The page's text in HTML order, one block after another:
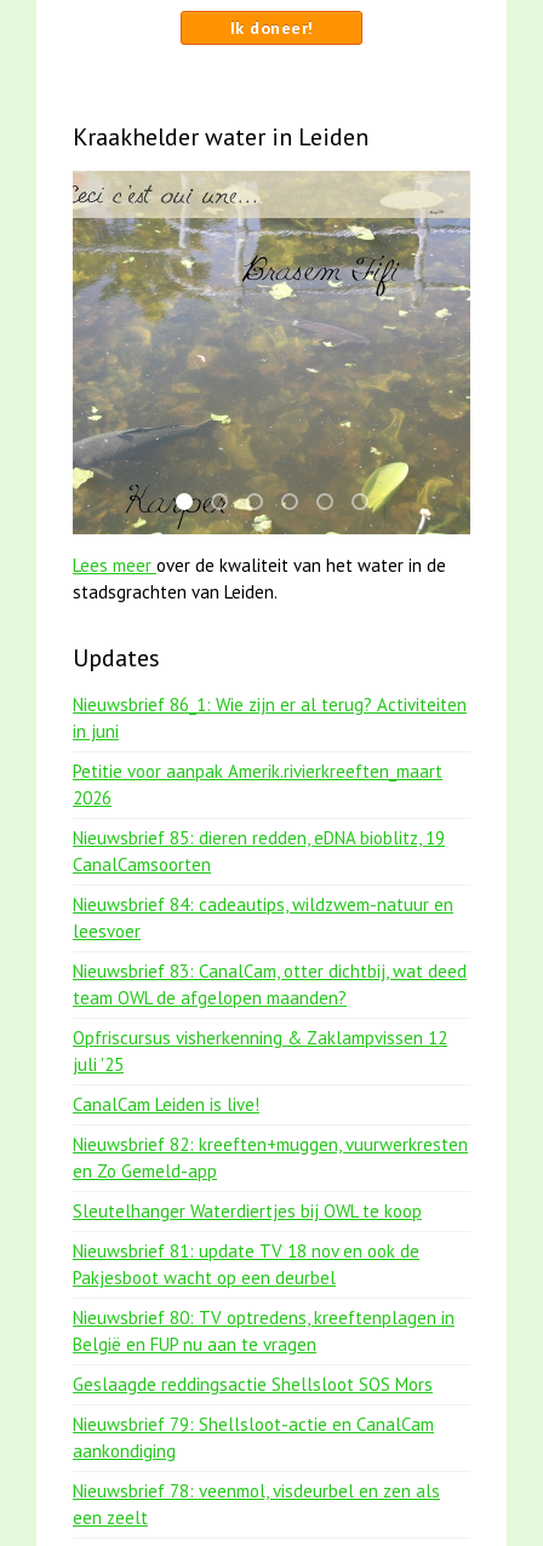
Ik doneer!
Kraakhelder water in Leiden
smoelenboek fifi en karper nieuwsbrief-
mei2021 1 snoekje elly
karper met kattenklimtouw
jun2021 zaklv 5 snoekje MOOI
mei2021jun2021 28 brasem
Lees meer over de kwaliteit van het water in de
stadsgrachten van Leiden.
Updates
Nieuwsbrief 86_1: Wie zijn er al terug? Activiteiten
in juni
Petitie voor aanpak Amerik.rivierkreeften_maart
2026
Nieuwsbrief 85: dieren redden, eDNA bioblitz, 19
CanalCamsoorten
Nieuwsbrief 84: cadeautips, wildzwem-natuur en
leesvoer
Nieuwsbrief 83: CanalCam, otter dichtbij, wat deed
team OWL de afgelopen maanden?
Opfriscursus visherkenning & Zaklampvissen 12
juli '25
CanalCam Leiden is live!
Nieuwsbrief 82: kreeften+muggen, vuurwerkresten
en Zo Gemeld-app
Sleutelhanger Waterdiertjes bij OWL te koop
Nieuwsbrief 81: update TV 18 nov en ook de
Pakjesboot wacht op een deurbel
Nieuwsbrief 80: TV optredens, kreeftenplagen in
België en FUP nu aan te vragen
Geslaagde reddingsactie Shellsloot SOS Mors
Nieuwsbrief 79: Shellsloot-actie en CanalCam
aankondiging
Nieuwsbrief 78: veenmol, visdeurbel en zen als
een zeelt